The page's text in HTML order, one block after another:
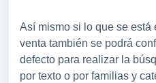
Así mismo si lo que se está
venta también se podrá
defecto para realizar la
por texto o por familias y